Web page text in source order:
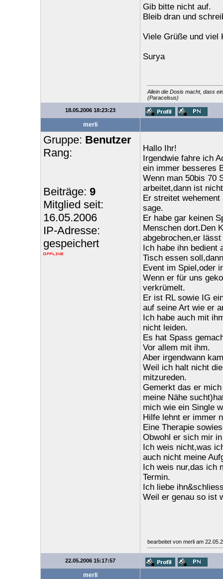
Gib bitte nicht auf.
Bleib dran und
Viele Grüße und viel
Surya
Allein die Dosis macht, dass
(Paracelsus)
18.05.2006 18:23:23
merli
Gruppe: Benutzer
Rang:
Beiträge: 9
Mitglied seit:
16.05.2006
IP-Adresse:
gespeichert
Hallo Ihr!
Irgendwie fahre ich
ein immer besseres
Wenn man 50bis 70
arbeitet,dann ist
Er streitet
sage.
Er habe gar keinen
Menschen dort.Den
abgebrochen,er
Ich habe ihn bedient
Tisch essen
Event im Spiel,oder
Wenn er für uns
verkrümelt.
Er ist RL sowie IG
auf seine Art wie er
Ich habe auch mit
nicht leiden.
Es hat Spass
Vor allem mit ihm.
Aber irgendwann
Weil ich halt nicht
mitzureden.
Gemerkt das er
meine Nähe
mich wie ein Single
Hilfe lehnt er immer
Eine Therapie
Obwohl er sich mir
Ich weis nicht,was
auch nicht meine
Ich weis nur,das ich
Termin.
Ich liebe
Weil er genau so ist
bearbeitet von merli am
22.05.2006 15:17:57
merli